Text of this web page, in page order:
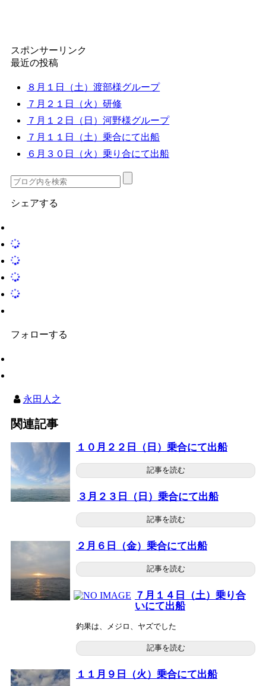
スポンサーリンク
最近の投稿
８月１日（土）渡部様グループ
７月２１日（火）研修
７月１２日（日）河野様グループ
７月１１日（土）乗合にて出船
６月３０日（火）乗り合にて出船
シェアする
フォローする
永田人之
関連記事
１０月２２日（日）乗合にて出船
記事を読む
３月２３日（日）乗合にて出船
記事を読む
２月６日（金）乗合にて出船
記事を読む
７月１４日（土）乗り合
いにて出船
釣果は、メジロ、ヤズでした
記事を読む
１１月９日（火）乗合にて出船